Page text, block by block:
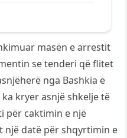
masën e arrestit
se tenderi që flitet
nga Bashkia e
kryer asnjë shkelje të
për caktimin e një
një datë për shqyrtimin e